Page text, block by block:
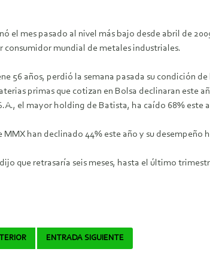
el mes pasado al nivel más bajo desde abril de
consumidor mundial de metales industriales.
56 años, perdió la semana pasada su condición
primas que cotizan en Bolsa declinaran este
el mayor holding de Batista, ha caído 68%
MMX han declinado 44% este año y su
que retrasaría seis meses, hasta el último
ENTRADA SIGUIENTE